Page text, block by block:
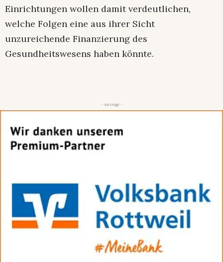
Einrichtungen wollen damit verdeutlichen,
welche Folgen eine aus ihrer Sicht
unzureichende Finanzierung des
Gesundheitswesens haben könnte.
- Anzeige -